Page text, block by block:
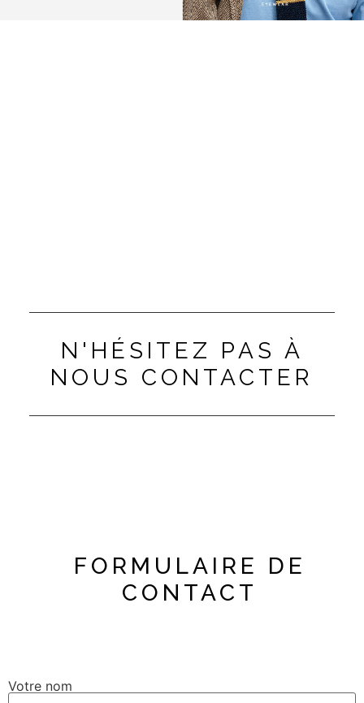
N'HÉSITEZ PAS À
NOUS CONTACTER
FORMULAIRE DE
CONTACT
Votre nom